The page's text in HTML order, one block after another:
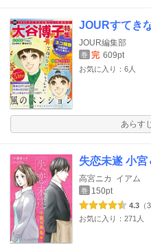
JOURすてき
JOUR編集部
巻 完 609pt
お気に入り：6人
あらす
失恋未遂 小宮
高宮ニカ イアム
巻 150pt
4.3 （
お気に入り：271人